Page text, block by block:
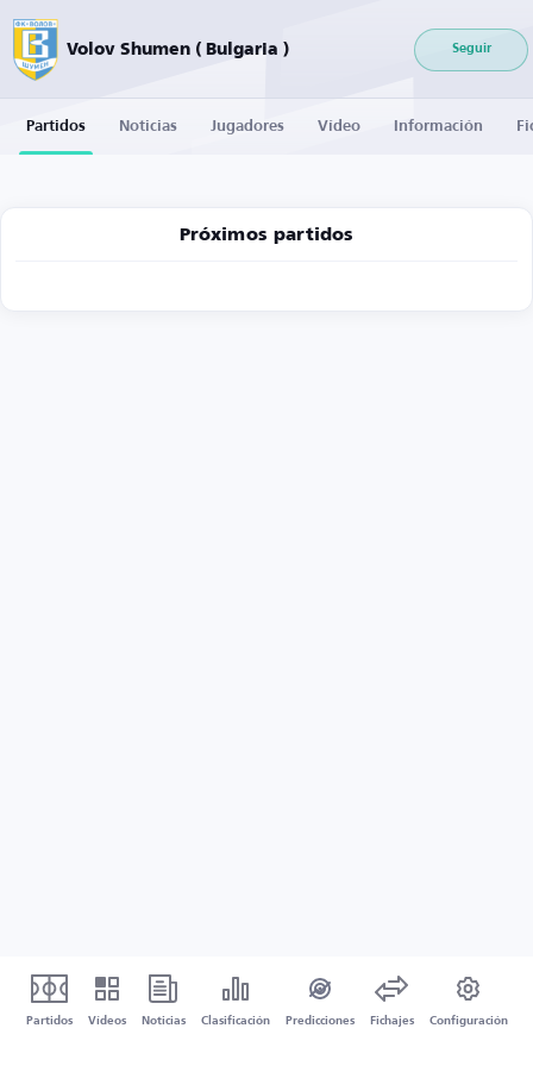
Volov Shumen ( Bulgaria ) Seguir
Partidos Noticias Jugadores Vídeo Información
Próximos partidos
Partidos Vídeos Noticias Clasificación Predicciones Fichajes Configuración